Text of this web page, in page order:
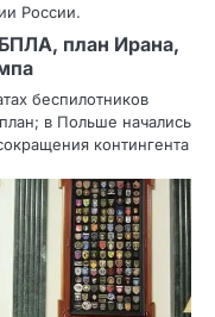
России.
план Ирана,
беспилотников
в Польше начались
контингента